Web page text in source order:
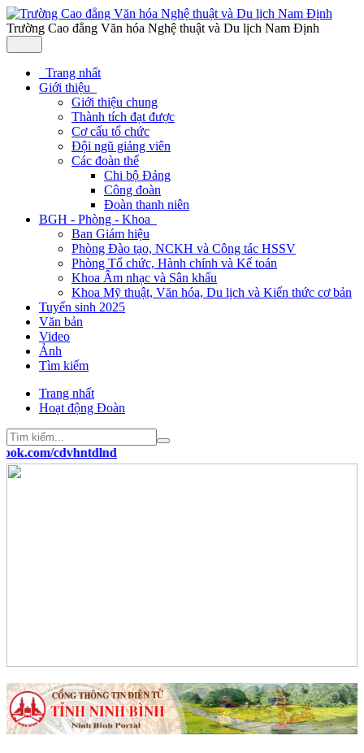
Trường Cao đẳng Văn hóa Nghệ thuật và Du lịch Nam Định
Trang nhất
Giới thiệu
Giới thiệu chung
Thành tích đạt được
Cơ cấu tổ chức
Đội ngũ giảng viên
Các đoàn thể
Chi bộ Đảng
Công đoàn
Đoàn thanh niên
BGH - Phòng - Khoa
Ban Giám hiệu
Phòng Đào tạo, NCKH và Công tác HSSV
Phòng Tổ chức, Hành chính và Kế toán
Khoa Âm nhạc và Sân khấu
Khoa Mỹ thuật, Văn hóa, Du lịch và Kiến thức cơ bản
Tuyển sinh 2025
Văn bản
Video
Ảnh
Tìm kiếm
Trang nhất
Hoạt động Đoàn
cdvhntdlnd